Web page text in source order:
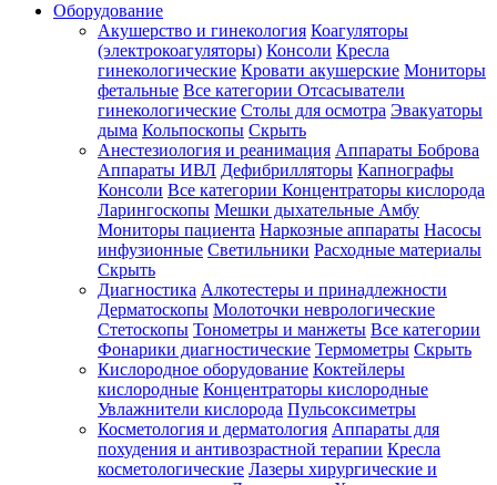
Оборудование
Акушерство и гинекология Коагуляторы
(электрокоагуляторы) Консоли Кресла
гинекологические Кровати акушерские Мониторы
фетальные Все категории Отсасыватели
гинекологические Столы для осмотра Эвакуаторы
дыма Кольпоскопы Скрыть
Анестезиология и реанимация Аппараты Боброва
Аппараты ИВЛ Дефибрилляторы Капнографы
Консоли Все категории Концентраторы кислорода
Ларингоскопы Мешки дыхательные Амбу
Мониторы пациента Наркозные аппараты Насосы
инфузионные Светильники Расходные материалы
Скрыть
Диагностика Алкотестеры и принадлежности
Дерматоскопы Молоточки неврологические
Стетоскопы Тонометры и манжеты Все категории
Фонарики диагностические Термометры Скрыть
Кислородное оборудование Коктейлеры
кислородные Концентраторы кислородные
Увлажнители кислорода Пульсоксиметры
Косметология и дерматология Аппараты для
похудения и антивозрастной терапии Кресла
косметологические Лазеры хирургические и